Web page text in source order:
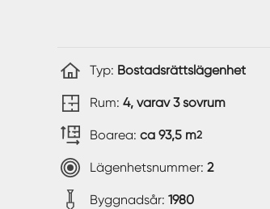
Typ: Bostadsrättslägenhet
Rum: 4, varav 3 sovrum
Boarea: ca 93,5 m2
Lägenhetsnummer: 2
Byggnadsår: 1980